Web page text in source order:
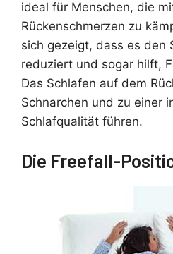
ideal für Menschen, die
Rückenschmerzen zu
sich gezeigt, dass es den
reduziert und sogar hilft,
Das Schlafen auf dem
Schnarchen und zu einer
Schlafqualität führen.
Die Freefall-